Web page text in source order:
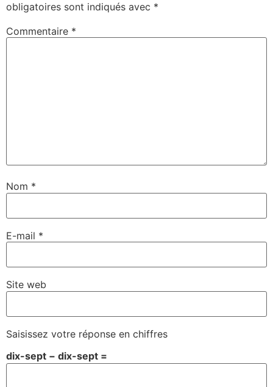
obligatoires sont indiqués avec *
Commentaire *
Nom *
E-mail *
Site web
Saisissez votre réponse en chiffres
dix-sept − dix-sept =